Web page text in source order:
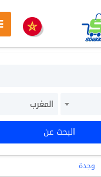
المغرب
البحث عن
وجدة